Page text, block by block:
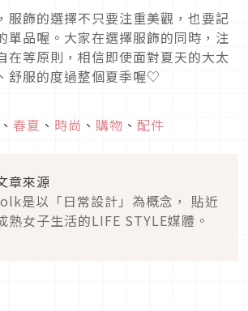
服飾的選擇不只要注重美觀，也要記
單品喔。大家在選擇服飾的同時，注
在等原則，相信即使面對夏天的大太
舒服的度過整個夏季喔♡
、 春夏 、 時尚 、 購物 、 配件
章來源
是以「日常設計」為概念， 貼近
熟女子生活的LIFE STYLE媒體。